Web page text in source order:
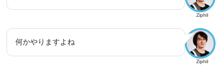
Ziphil
Ziphil
何かやりますよね